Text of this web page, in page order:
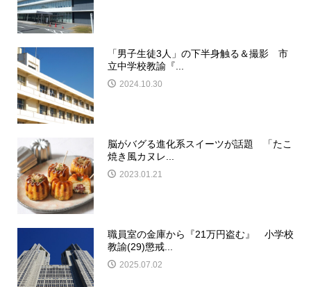
「男子生徒3人」の下半身触る＆撮影 市
立中学校教諭『...
2024.10.30
脳がバグる進化系スイーツが話題 「たこ
焼き風カヌレ...
2023.01.21
職員室の金庫から『21万円盗む』 小学校
教諭(29)懲戒...
2025.07.02